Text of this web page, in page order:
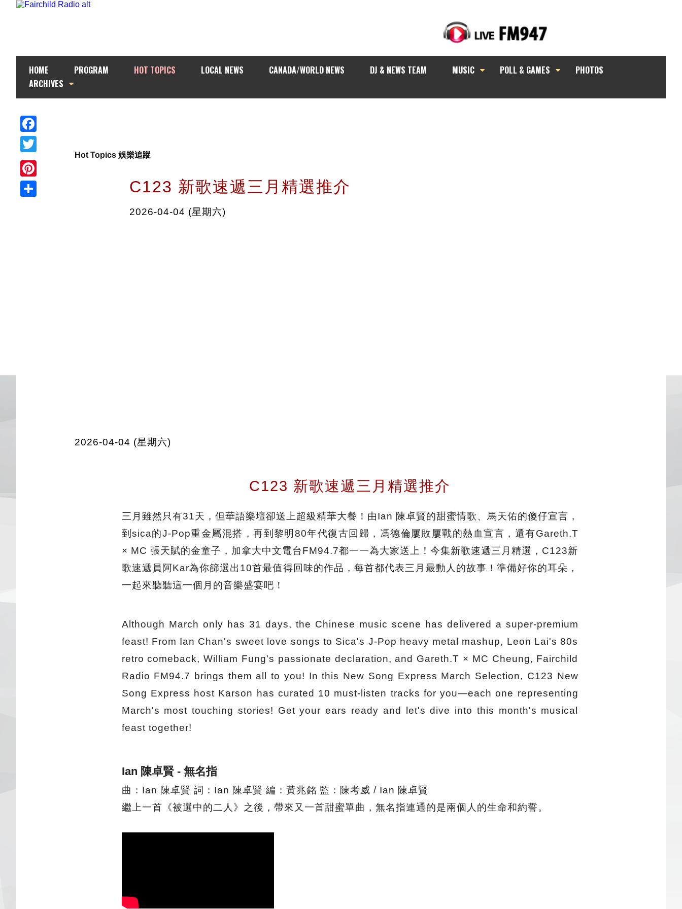
HOME PROGRAM HOT TOPICS LOCAL NEWS CANADA/WORLD NEWS DJ & NEWS TEAM MUSIC POLL & GAMES
PHOTOS
ARCHIVES
Facebook
Twitter
Pinterest
Hot Topics 娛樂追蹤
C123 新歌速遞三月精選推介
2026-04-04 (星期六)
2026-04-04 (星期六)
C123 新歌速遞三月精選推介
三月雖然只有31天，但華語樂壇卻送上超級精華大餐！由Ian 陳卓賢的甜蜜情歌、馬天佑的傻仔宣言，
到sica的J-Pop重金屬混搭，再到黎明80年代復古回歸，馮德倫屢敗屢戰的熱血宣言，還有Gareth.T
× MC 張天賦的金童子，加拿大中文電台FM94.7都一一為大家送上！今集新歌速遞三月精選，C123新
歌速遞員阿Kar為你篩選出10首最值得回味的作品，每首都代表三月最動人的故事！準備好你的耳朵，
一起來聽聽這一個月的音樂盛宴吧！
Although March only has 31 days, the Chinese music scene has delivered a super-premium
feast! From Ian Chan's sweet love songs to Sica's J-Pop heavy metal mashup, Leon Lai's 80s
retro comeback, William Fung's passionate declaration, and Gareth.T × MC Cheung, Fairchild
Radio FM94.7 brings them all to you! In this New Song Express March Selection, C123 New
Song Express host Karson has curated 10 must-listen tracks for you—each one representing
March's most touching stories! Get your ears ready and let's dive into this month's musical
feast together!
Ian 陳卓賢 - 無名指
曲：Ian 陳卓賢 詞：Ian 陳卓賢 編：黃兆銘 監：陳考威 / Ian 陳卓賢
繼上一首《被選中的二人》之後，帶來又一首甜蜜單曲，無名指連通的是兩個人的生命和約誓。